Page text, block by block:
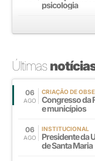
psicologia
Últimas
06
AGO
CRIAÇÃO DE
Congresso da
e municípios
06
AGO
INSTITUCIONAL
Presidente da
de Santa Maria